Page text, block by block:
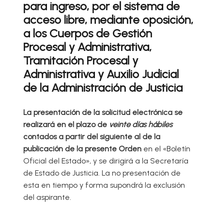
para ingreso, por el sistema de
acceso libre, mediante oposición,
a los Cuerpos de Gestión
Procesal y Administrativa,
Tramitación Procesal y
Administrativa y Auxilio Judicial
de la Administración de Justicia
La presentación de la solicitud electrónica se
realizará en el plazo de veinte días hábiles
contados a partir del siguiente al de la
publicación de la presente Orden en el «Boletín
Oficial del Estado», y se dirigirá a la Secretaría
de Estado de Justicia. La no presentación de
esta en tiempo y forma supondrá la exclusión
del aspirante.